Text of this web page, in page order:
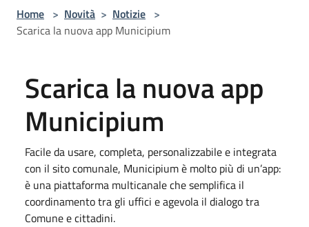
Home > Novità > Notizie >
Scarica la nuova app Municipium
Scarica la nuova app
Municipium
Facile da usare, completa, personalizzabile e integrata
con il sito comunale, Municipium è molto più di un’app:
è una piattaforma multicanale che semplifica il
coordinamento tra gli uffici e agevola il dialogo tra
Comune e cittadini.